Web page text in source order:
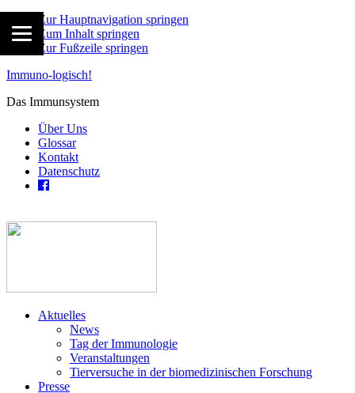
Zur Hauptnavigation springen
Zum Inhalt springen
Zur Fußzeile springen
Immuno-logisch!
Das Immunsystem
Über Uns
Glossar
Kontakt
Datenschutz
Aktuelles
News
Tag der Immunologie
Veranstaltungen
Tierversuche in der biomedizinischen Forschung
Presse